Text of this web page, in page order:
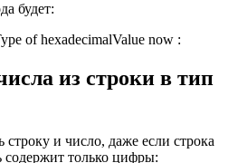
будет:
of hexadecimalValue now :
из строки в тип
и число, даже если строка
содержит только цифры: